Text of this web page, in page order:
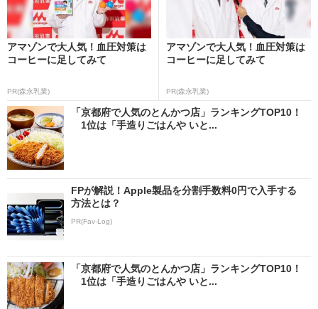
アマゾンで大人気！血圧対策は
コーヒーに足してみて
PR(森永乳業)
アマゾンで大人気！血圧対策は
コーヒーに足してみて
PR(森永乳業)
「京都府で人気のとんかつ店」ランキングTOP10！
1位は「手造りごはんや いと...
FPが解説！Apple製品を分割手数料0円で入手する
方法とは？
PR(Fav-Log)
「京都府で人気のとんかつ店」ランキングTOP10！
1位は「手造りごはんや いと...